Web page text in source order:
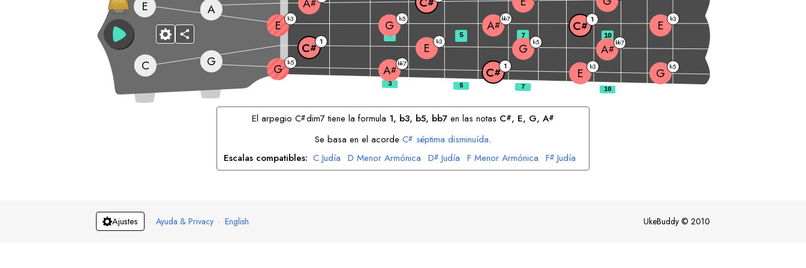
G G b5
A#
bb7
C# 1 E b3 G b5
C
C# 1 E b3 G b5 A#
bb7
E
E
b3 G b5 A#
bb7 C# 1 E b3
A #
3 5 7 10
El arpegioC#dim7 tiene la formula 1, b3, b5, bb7en las notas C#, E, G, A#
Se basa en el acorde C# séptima disminuída.
Escalas compatibles: C Judía D Menor Armónica D# Judía F Menor Armónica F# Judía
G# Menor Armónica A Judía B Menor Armónica
Ajustes · Ayuda & Privacy · English UkeBuddy © 2010